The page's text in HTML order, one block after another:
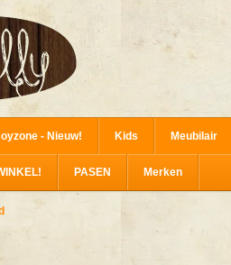
- Nieuw! Kids Meubilair
PASEN Merken